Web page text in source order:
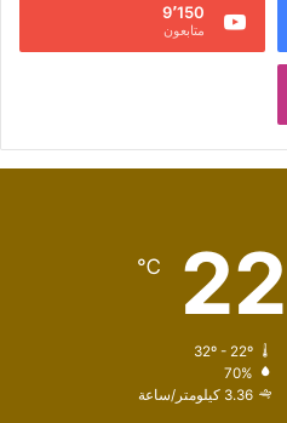
9٬150
متابعون
22
℃
32º - 22º
70%
3.36 كيلومتر/ساعة